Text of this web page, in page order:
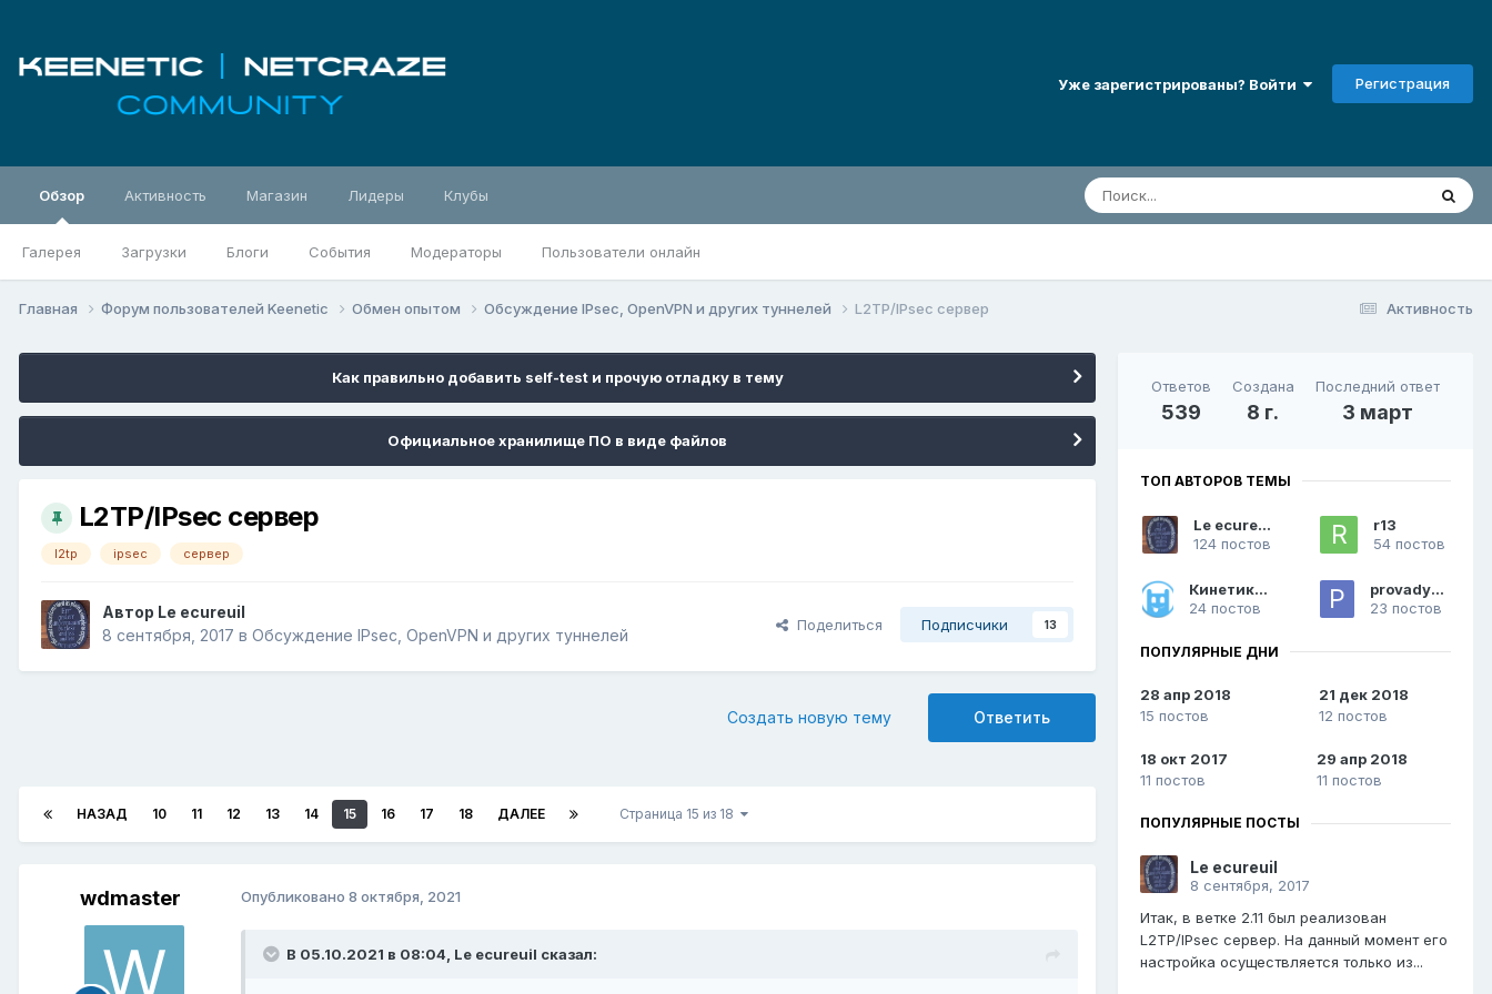
Уже зарегистрированы? Войти Регистрация
Обзор
Галерея Загрузки Блоги События Модераторы Пользователи онлайн
Активность Магазин Лидеры Клубы
Активность
Главная Форум пользователей Keenetic Обмен опытом Обсуждение IPsec, OpenVPN и других туннелей L2TP/IPsec сервер
Как правильно добавить self-test и прочую отладку в тему
Официальное хранилище ПО в виде файлов
L2TP/IPsec сервер
l2tp ipsec сервер
Автор Le ecureuil
8 сентября, 2017 в Обсуждение IPsec, OpenVPN и других туннелей
Поделиться Подписчики 13
Ответить
Создать новую тему
НАЗАД 10 11 12 13 14 15 16 17 18 ДАЛЕЕ Страница 15 из 18
wdmaster Опубликовано 8 октября, 2021
В 05.10.2021 в 08:04, Le ecureuil сказал:
Ответов
539
Создана
8 г.
Последний ответ
3 март
ТОП АВТОРОВ ТЕМЫ
Le ecureuil
124 постов
r13
54 постов
Кинетиковод
24 постов
provadyuga
23 постов
ПОПУЛЯРНЫЕ ДНИ
28 апр 2018
15 постов
21 дек 2018
12 постов
18 окт 2017
11 постов
29 апр 2018
11 постов
ПОПУЛЯРНЫЕ ПОСТЫ
Le ecureuil
8 сентября, 2017
Итак, в ветке 2.11 был реализован
L2TP/IPsec сервер. На данный момент его
настройка осуществляется только из...